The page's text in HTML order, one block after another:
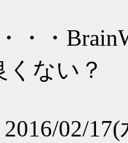
・・
ない？
2016/02/